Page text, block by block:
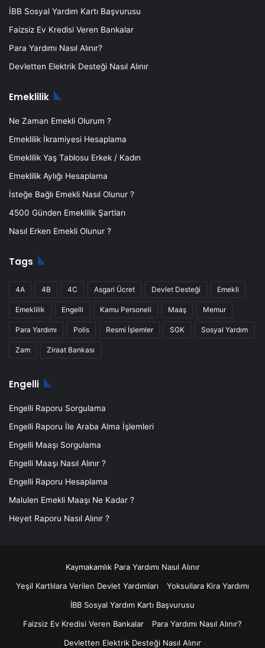
İBB Sosyal Yardım Kartı Başvurusu
Faizsiz Ev Kredisi Veren Bankalar
Para Yardımı Nasıl Alınır?
Devletten Elektrik Desteği Nasıl Alınır
Emeklilik
Ne Zaman Emekli Olurum ?
Emeklilik İkramiyesi Hesaplama
Emeklilik Yaş Tablosu Erkek / Kadın
Emeklilik Aylığı Hesaplama
İsteğe Bağlı Emekli Nasıl Olunur ?
4500 Günden Emeklilik Şartları
Nasıl Erken Emekli Olunur ?
Tags
4A 4B 4C Asgari Ücret Devlet Desteği Emekli
Emeklilik Engelli Kamu Personeli Maaş Memur
Para Yardımı Polis Resmi İşlemler SGK Sosyal Yardım
Zam Ziraat Bankası
Engelli
Engelli Raporu Sorgulama
Engelli Raporu İle Araba Alma İşlemleri
Engelli Maaşı Sorgulama
Engelli Maaşı Nasıl Alınır ?
Engelli Raporu Hesaplama
Malulen Emekli Maaşı Ne Kadar ?
Heyet Raporu Nasıl Alınır ?
Kaymakamlık Para Yardımı Nasıl Alınır
Yeşil Kartlılara Verilen Devlet Yardımları
Yoksullara Kira Yardımı
İBB Sosyal Yardım Kartı Başvurusu
Faizsiz Ev Kredisi Veren Bankalar
Para Yardımı Nasıl Alınır?
Devletten Elektrik Desteği Nasıl Alınır